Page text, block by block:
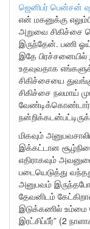
ஜெனிபர் பென்சன்
என் மகனுக்கு
அறுவை சிகிச்சை
இருந்தேன். பணி
இதே
உதவுவதாக
சிகிச்சையை
சிகிச்சை நலமாய்
மிகவும்
இக்கட்டான
எதிராகவும்
படையெடுத்து
அனுபவம்
தேவனிடம்
இடுக்கணில் உம்மை
இரட்சிப்பீர்” (2